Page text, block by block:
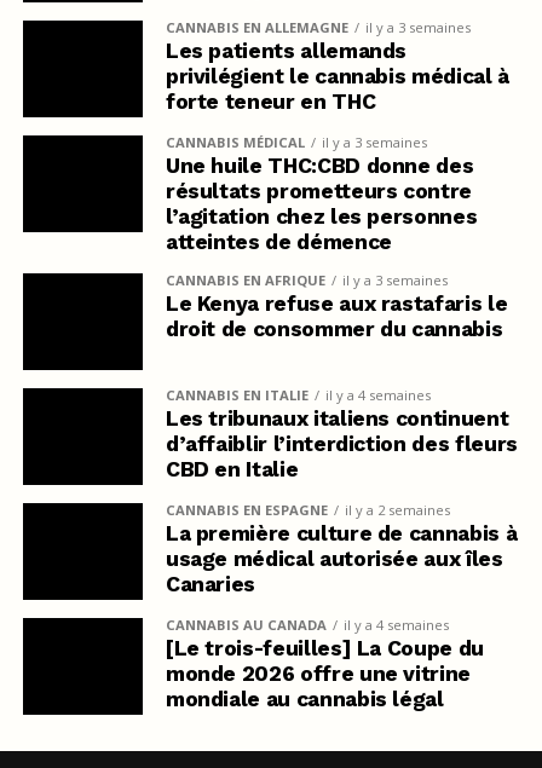
CANNABIS EN ALLEMAGNE il y a 3 semaines
Les patients allemands
privilégient le cannabis médical à
forte teneur en THC
CANNABIS MÉDICAL il y a 3 semaines
Une huile THC:CBD donne des
résultats prometteurs contre
l’agitation chez les personnes
atteintes de démence
CANNABIS EN AFRIQUE il y a 3 semaines
Le Kenya refuse aux rastafaris le
droit de consommer du cannabis
CANNABIS EN ITALIE il y a 4 semaines
Les tribunaux italiens continuent
d’affaiblir l’interdiction des fleurs
CBD en Italie
CANNABIS EN ESPAGNE il y a 2 semaines
La première culture de cannabis à
usage médical autorisée aux îles
Canaries
CANNABIS AU CANADA il y a 4 semaines
[Le trois-feuilles] La Coupe du
monde 2026 offre une vitrine
mondiale au cannabis légal